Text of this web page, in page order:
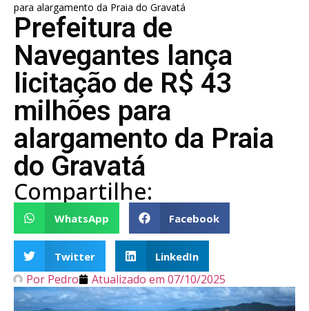
para alargamento da Praia do Gravatá
Prefeitura de
Navegantes lança
licitação de R$ 43
milhões para
alargamento da Praia
do Gravatá
Compartilhe:
WhatsApp Facebook
Twitter LinkedIn
Por Pedro Atualizado em 07/10/2025